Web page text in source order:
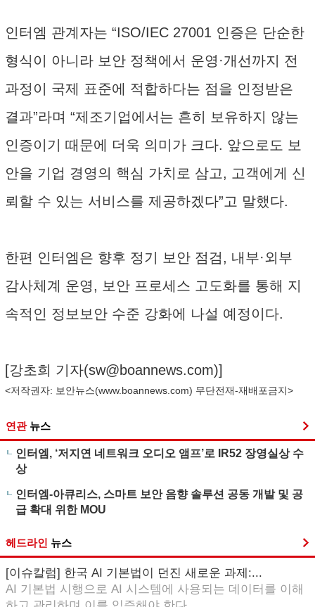
인터엠 관계자는 “ISO/IEC 27001 인증은 단순한
형식이 아니라 보안 정책에서 운영·개선까지 전
과정이 국제 표준에 적합하다는 점을 인정받은
결과”라며 “제조기업에서는 흔히 보유하지 않는
인증이기 때문에 더욱 의미가 크다. 앞으로도 보
안을 기업 경영의 핵심 가치로 삼고, 고객에게 신
뢰할 수 있는 서비스를 제공하겠다”고 말했다.
한편 인터엠은 향후 정기 보안 점검, 내부·외부
감사체계 운영, 보안 프로세스 고도화를 통해 지
속적인 정보보안 수준 강화에 나설 예정이다.
[강초희 기자(sw@boannews.com)]
<저작권자: 보안뉴스(www.boannews.com) 무단전재-재배포금지>
연관 뉴스
인터엠, ‘저지연 네트워크 오디오 앰프’로 IR52 장영실상 수
상
인터엠-아큐리스, 스마트 보안 음향 솔루션 공동 개발 및 공
급 확대 위한 MOU
헤드라인 뉴스
[이슈칼럼] 한국 AI 기본법이 던진 새로운 과제:...
AI 기본법 시행으로 AI 시스템에 사용되는 데이터를 이해